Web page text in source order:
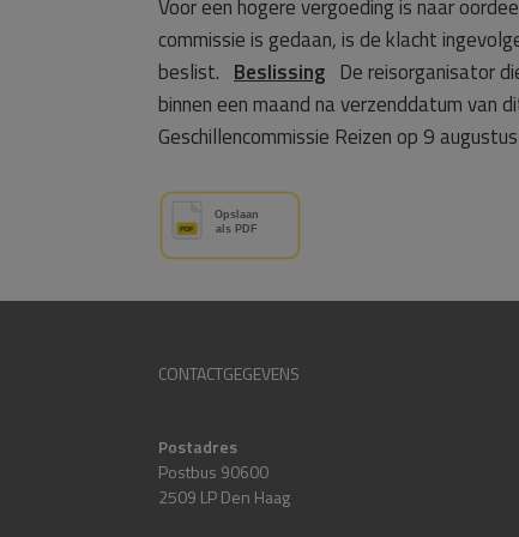
Voor een hogere vergoeding is naar
commissie is gedaan, is de klacht
beslist. Beslissing De reisorganisator
binnen een maand na verzenddatum
Geschillencommissie Reizen op 9
CONTACTGEGEVENS
Postadres
Postbus 90600
2509 LP Den Haag